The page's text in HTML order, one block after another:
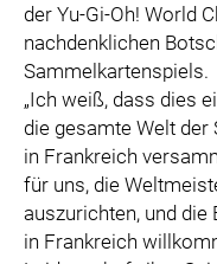
der Yu-Gi-Oh! World
nachdenklichen
Sammelkartenspiels.
„Ich weiß, dass dies
die gesamte Welt
in Frankreich
für uns, die
auszurichten, und die
in Frankreich